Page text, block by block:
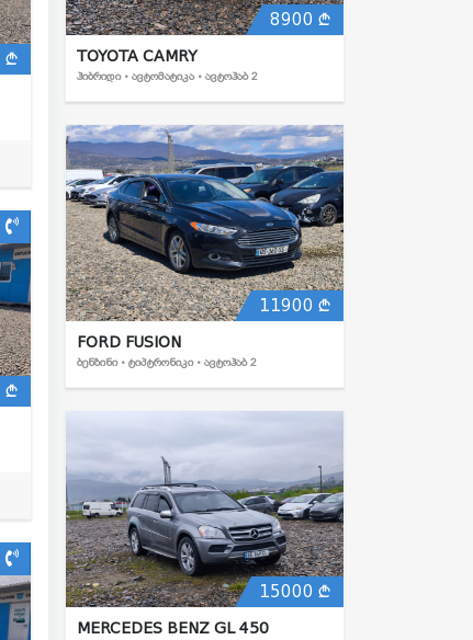
8900
TOYOTA CAMRY
ᲰᲘᲑᲠᲘᲓᲘ • ᲐᲕᲢᲝᲛᲐᲢᲘᲙᲐ • ᲐᲕᲢᲝᲰᲐᲑ 2
11900
FORD FUSION
ᲑᲔᲜᲖᲘᲜᲘ • ᲢᲘᲞᲢᲠᲝᲜᲘᲙᲘ • ᲐᲕᲢᲝᲰᲐᲑ 2
15000
MERCEDES BENZ GL 450